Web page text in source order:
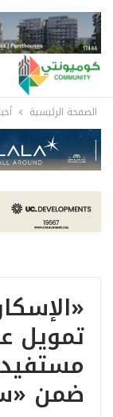
الصفحة الرئيسية
ضمن